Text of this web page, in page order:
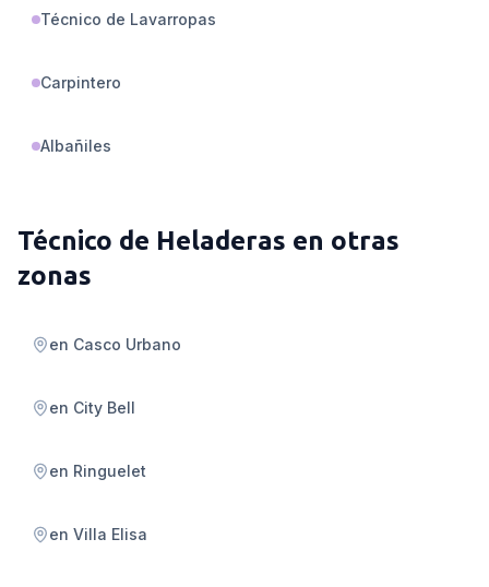
Técnico de Lavarropas
Carpintero
Albañiles
Técnico de Heladeras en otras
zonas
en Casco Urbano
en City Bell
en Ringuelet
en Villa Elisa